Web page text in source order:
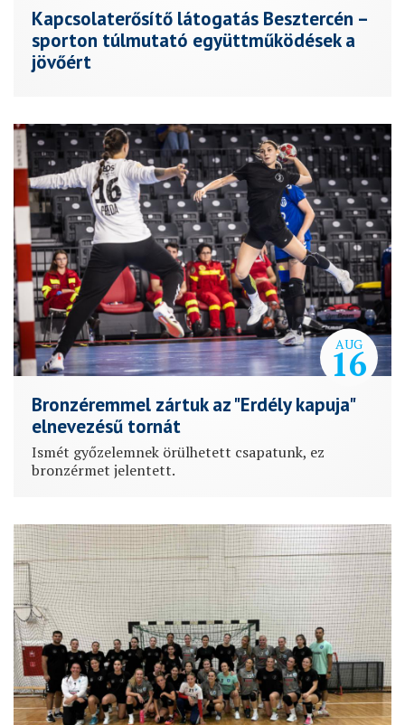
Kapcsolaterősítő látogatás Besztercén –
sporton túlmutató együttműködések a
jövőért
AUG
16
Bronzéremmel zártuk az "Erdély kapuja"
elnevezésű tornát
Ismét győzelemnek örülhetett csapatunk, ez
bronzérmet jelentett.